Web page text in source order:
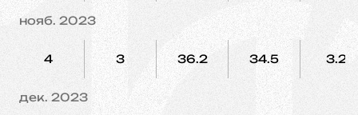
нояб. 2023
4 3 36.2 34.5 3.2
дек. 2023